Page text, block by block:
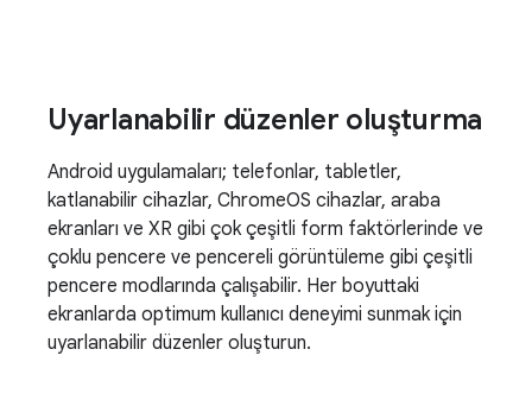
Uyarlanabilir düzenler oluşturma
Android uygulamaları; telefonlar, tabletler,
katlanabilir cihazlar, ChromeOS cihazlar, araba
ekranları ve XR gibi çok çeşitli form faktörlerinde ve
çoklu pencere ve pencereli görüntüleme gibi çeşitli
pencere modlarında çalışabilir. Her boyuttaki
ekranlarda optimum kullanıcı deneyimi sunmak için
uyarlanabilir düzenler oluşturun.